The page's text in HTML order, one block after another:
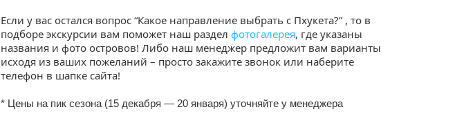
Если у вас остался вопрос “Какое направление выбрать с Пхукета?” , то в
подборе экскурсии вам поможет наш раздел фотогалерея, где указаны
названия и фото островов! Либо наш менеджер предложит вам варианты
исходя из ваших пожеланий – просто закажите звонок или наберите
телефон в шапке сайта!
* Цены на пик сезона (15 декабря — 20 января) уточняйте у менеджера